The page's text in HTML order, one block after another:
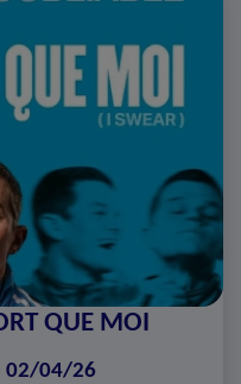
QUE MOI
02/04/26